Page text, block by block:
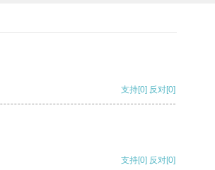
支持[0] 反对[0]
支持[0] 反对[0]